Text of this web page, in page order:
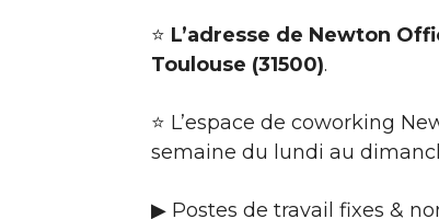
⭐ L’adresse de Newton
Toulouse (31500).
⭐ L’espace de coworking
semaine du lundi au
▶ Postes de travail fixes &